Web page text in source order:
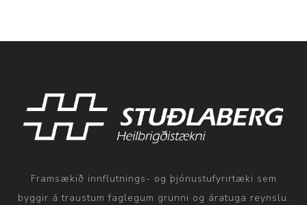
Framsækið innflutnings- og þjónustufyrirtæki sem
byggir á traustum faglegum grunni og áratuga reynslu.